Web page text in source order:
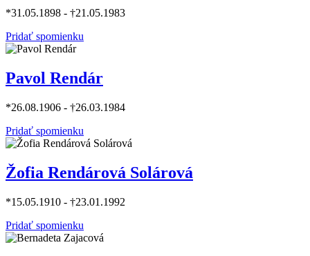
*31.05.1898 - †21.05.1983
Pridať spomienku
Pavol Rendár
*26.08.1906 - †26.03.1984
Pridať spomienku
Žofia Rendárová Solárová
*15.05.1910 - †23.01.1992
Pridať spomienku